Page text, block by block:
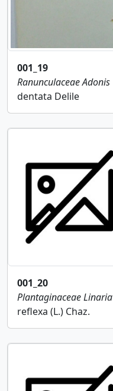
001_19
RanunculaceaeAdonis
dentata Delile
001_20
PlantaginaceaeLinaria
reflexa (L.) Chaz.